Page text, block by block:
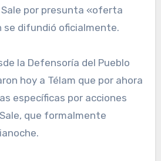
por presunta «oferta
se difundió oficialmente.
la Defensoría del Pueblo
hoy a Télam que por ahora
específicas por acciones
que formalmente